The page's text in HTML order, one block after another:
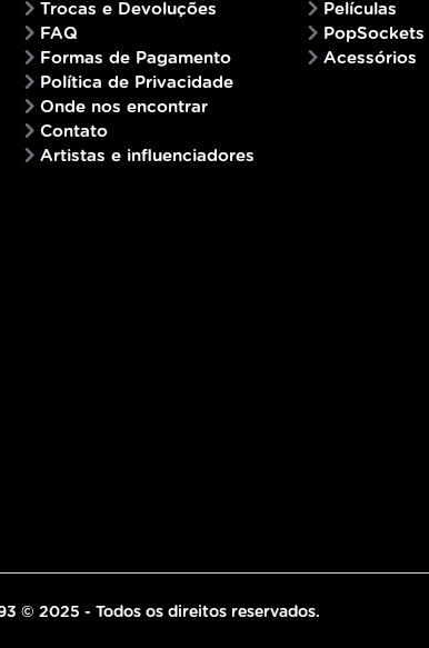
Trocas e Devoluções
FAQ
Formas de Pagamento
Política de Privacidade
Onde nos encontrar
Contato
Artistas e influenciadores
Películas
PopSockets
Acessórios
© 2025 - Todos os direitos reservados.